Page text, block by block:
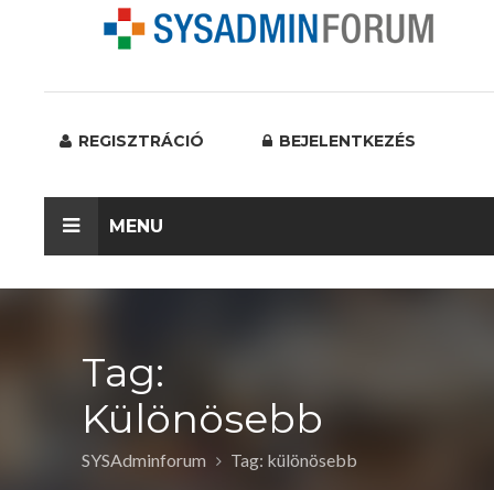
REGISZTRÁCIÓ BEJELENTKEZÉS
MENU
Tag:
Különösebb
SYSAdminforum Tag: különösebb